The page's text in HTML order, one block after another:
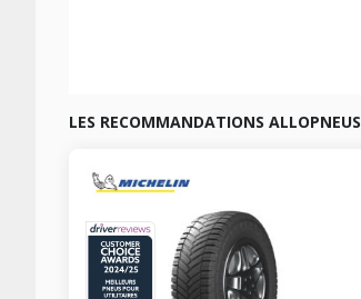
LES RECOMMANDATIONS ALLOPNEUS